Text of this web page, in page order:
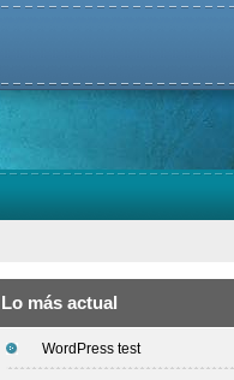
Lo más actual
WordPress test